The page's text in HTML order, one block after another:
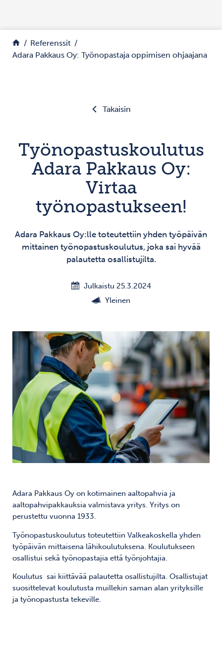
Palaa etusivulle
Referenssit
Adara Pakkaus Oy: Työnopastaja oppimisen ohjaajana
Takaisin
Työnopastuskoulutus
Adara Pakkaus Oy:
Virtaa
työnopastukseen!
Adara Pakkaus Oy:lle toteutettiin yhden työpäivän
mittainen työnopastuskoulutus, joka sai hyvää
palautetta osallistujilta.
Julkaistu 25.3.2024
Yleinen
Adara Pakkaus Oy on kotimainen aaltopahvia ja
aaltopahvipakkauksia valmistava yritys. Yritys on
perustettu vuonna 1933.
Työnopastuskoulutus toteutettiin Valkeakoskella yhden
työpäivän mittaisena lähikoulutuksena. Koulutukseen
osallistui sekä työnopastajia että työnjohtajia.
Koulutus sai kiittävää palautetta osallistujilta. Osallistujat
suosittelevat koulutusta muillekin saman alan yrityksille
ja työnopastusta tekeville.